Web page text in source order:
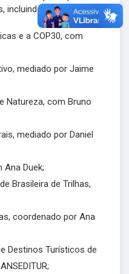
incluindo:
e a COP30, com
mediado por Jaime
Natureza, com Bruno
mediado por Daniel
Ana Duek;
Brasileira de Trilhas,
coordenado por Ana
Destinos Turísticos de